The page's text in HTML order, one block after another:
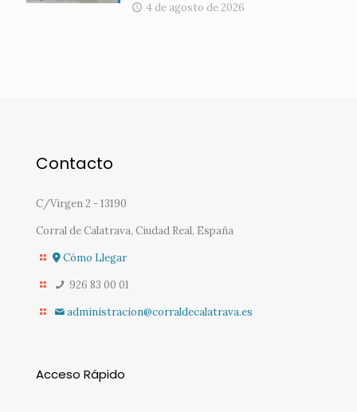
4 de agosto de 2026
Contacto
C/Virgen 2 - 13190
Corral de Calatrava, Ciudad Real, España
Cómo Llegar
926 83 00 01
administracion@corraldecalatrava.es
Acceso Rápido